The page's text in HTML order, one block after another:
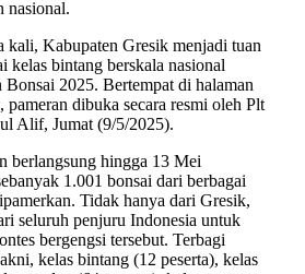
nasional.
kali, Kabupaten Gresik menjadi tuan
kelas bintang berskala nasional
2025. Bertempat di halaman
dibuka secara resmi oleh Plt
Alif, Jumat (9/5/2025).
berlangsung hingga 13 Mei
1.001 bonsai dari berbagai
Tidak hanya dari Gresik,
seluruh penjuru Indonesia untuk
bergengsi tersebut. Terbagi
kelas bintang (12 peserta), kelas